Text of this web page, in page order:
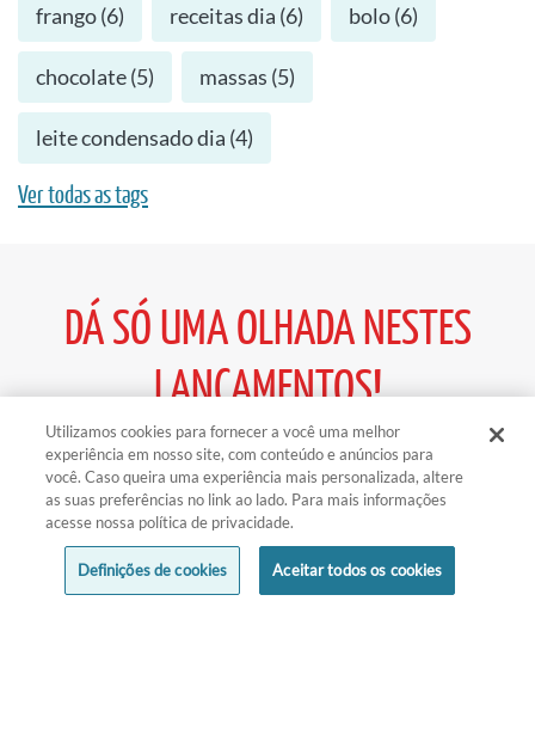
frango(6) receitas dia (6) bolo(6)
chocolate(5) massas (5)
leite condensado dia (4)
Ver todas as tags
DÁ SÓ UMA OLHADA NESTES
LANÇAMENTOS!
Utilizamos cookies para fornecer a você uma melhor
experiência em nosso site, com conteúdo e anúncios para
você. Caso queira uma experiência mais personalizada, altere
as suas preferências no link ao lado. Para mais informações
acesse nossa política de privacidade.
Definições de cookies Aceitar todos os cookies